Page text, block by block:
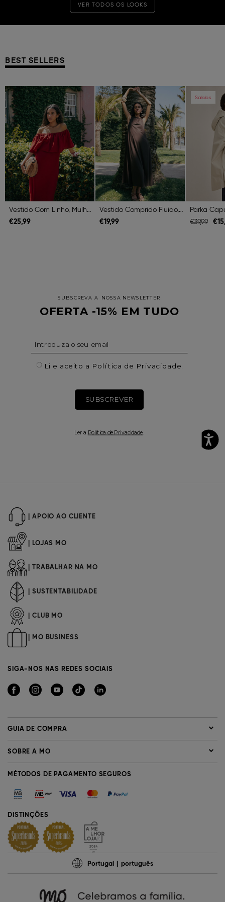
VER TODOS OS LOOKS
BEST SELLERS
Previous Next
Vestido Com Linho, Mulher, Vermelho Escuro
€25,99
Previous Next
Vestido Comprido Fluido, Mulher, Castanho Escuro
€19,99
Saldos
Previous
€39,99 €
| APOIO AO CLIENTE
| LOJAS MO
| TRABALHAR NA MO
| SUSTENTABILIDADE
| CLUB MO
| MO BUSINESS
SIGA-NOS NAS REDES SOCIAIS
GUIA DE COMPRA
SOBRE A MO
MÉTODOS DE PAGAMENTO SEGUROS
DISTINÇÕES
Portugal português